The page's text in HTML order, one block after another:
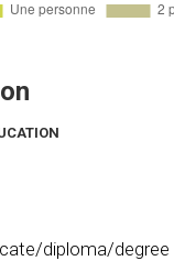
diploma/degree